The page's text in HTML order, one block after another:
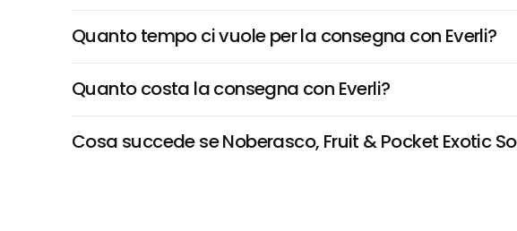
Quanto tempo ci vuole per la consegna con Everli?
Quanto costa la consegna con Everli?
Cosa succede se Noberasco, Fruit & Pocket Exotic